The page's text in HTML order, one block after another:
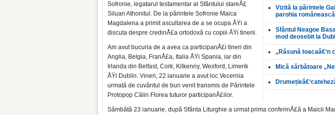
Vizită la părintele
parohia
Sfântul Neagoe
mod deosebit la
„Răsună toacaâ€‘n
Mică sărbătoare
Sofronie, legatarul testamentar al Sfântului stareÅ£
Siluan Athonitul. De la părintele Sofronie Maica
Magdalena a primit ascultarea de a se ocupa ÅŸi a
discuta despre credinÅ£a ortodoxă cu copiii ÅŸi tinerii.
Am avut bucuria de a avea ca participanÅ£i tineri din
Anglia, Belgia, FranÅ£a, Italia ÅŸi Spania, iar din
Irlanda din Belfast, Cork, Kilkenny, Wexford, Limerik
ÅŸi Dublin. Vineri, 22 ianuarie a avut loc Vecernia
urmată de cuvântul de bun venit transmis de Părintele
Protopop Călin Florea tuturor participanÅ£ilor.
Sâmbătă 23 ianuarie, după Sfânta Liturghie a urmat prima conferinÅ£ă a Maicii